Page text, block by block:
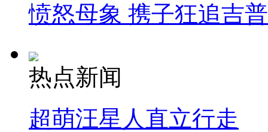
愤怒母象 携子狂追吉
热点新闻
超萌汪星人直立行走